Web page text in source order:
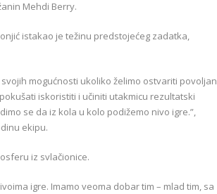
Mehdi Berry.
istakao je težinu predstojećeg zadatka,
mogućnosti ukoliko želimo ostvariti povoljan
iskoristiti i učiniti utakmicu rezultatski
se da iz kola u kolo podižemo nivo igre.”,
ekipu.
iz svlačionice.
igre. Imamo veoma dobar tim – mlad tim, sa